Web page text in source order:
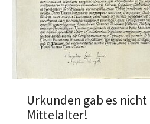
Urkunden gab es
Mittelalter!